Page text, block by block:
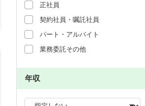
正社員
契約社員・嘱託社員
パート・アルバイト
業務委託その他
年収